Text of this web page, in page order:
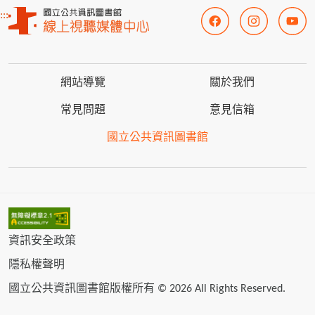
:::
網站導覽 關於我們
常見問題 意見信箱
國立公共資訊圖書館
資訊安全政策
隱私權聲明
國立公共資訊圖書館版權所有 © 2026 All Rights Reserved.